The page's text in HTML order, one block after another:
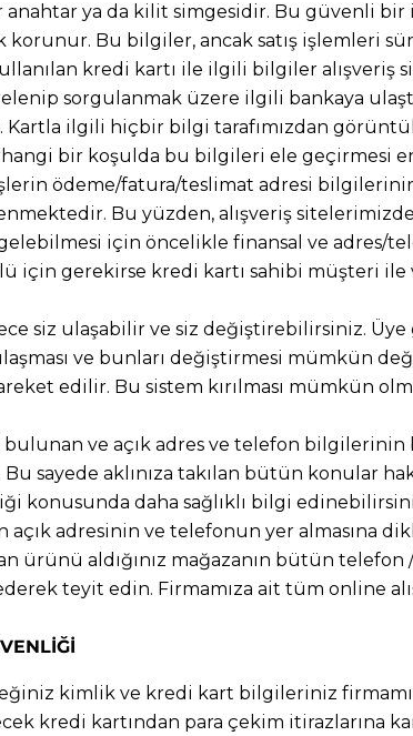
anahtar ya da kilit simgesidir. Bu güvenli
Bu bilgiler, ancak satış işlemleri
kredi kartı ile ilgili bilgiler alışveriş
sorgulanmak üzere ilgili bankaya
Kartla ilgili hiçbir bilgi tarafımızdan
bir koşulda bu bilgileri ele geçirmesi
ödeme/fatura/teslimat adresi
Bu yüzden, alışveriş
için öncelikle finansal ve
için gerekirse kredi kartı sahibi müşteri
siz ulaşabilir ve siz değiştirebilirsiniz.
ve bunları değiştirmesi mümkün
edilir. Bu sistem kırılması mümkün
ve açık adres ve telefon
sayede aklınıza takılan bütün konular
konusunda daha sağlıklı bilgi
açık adresinin ve telefonun yer almasına
ürünü aldığınız mağazanın bütün
teyit edin. Firmamıza ait tüm online
kimlik ve kredi kart bilgileriniz
kredi kartından para çekim itirazlarına